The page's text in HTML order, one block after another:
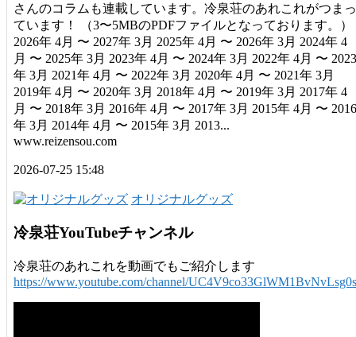
さんのコラムも連載しています。冷泉荘のあれこれがつまっ
ています！ （3〜5MBのPDFファイルとなっております。）
2026年 4月 〜 2027年 3月 2025年 4月 〜 2026年 3月 2024年 4
月 〜 2025年 3月 2023年 4月 〜 2024年 3月 2022年 4月 〜 2023
年 3月 2021年 4月 〜 2022年 3月 2020年 4月 〜 2021年 3月
2019年 4月 〜 2020年 3月 2018年 4月 〜 2019年 3月 2017年 4
月 〜 2018年 3月 2016年 4月 〜 2017年 3月 2015年 4月 〜 2016
年 3月 2014年 4月 〜 2015年 3月 2013...
www.reizensou.com
2026-07-25 15:48
オリジナルグッズ
冷泉荘YouTubeチャンネル
冷泉荘のあれこれを動画でもご紹介します
https://www.youtube.com/channel/